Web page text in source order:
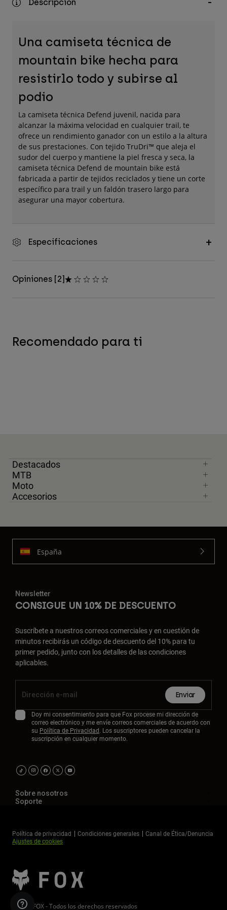
Accesorios
Bolsas y Mochilas
Gorras y Gorros
Ver todo
Descripción
Una camiseta técnica de
mountain bike hecha para
resistirlo todo y subirse al
podio
La camiseta técnica Defend juvenil, nacida para
alcanzar la máxima velocidad en cualquier trail, te
ofrece un rendimiento ganador con un estilo a la altura
de sus prestaciones. Con tejido TruDri™ que aleja el
sudor del cuerpo y mantiene la piel fresca y seca, la
camiseta técnica Defend de mountain bike está
fabricada a partir de tejidos reciclados y tiene un corte
específico para trail y un faldón trasero largo para
asegurar una mayor cobertura.
Especificaciones
Opiniones [2]
Recomendado para ti
Destacados
MTB
Moto
Accesorios
España
Newsletter
CONSIGUE UN 10% DE DESCUENTO
Suscríbete a nuestros correos comerciales y en cuestión de
minutos recibirás un código de descuento del 10% para tu
primer pedido, junto con los detalles de las condiciones
aplicables.
Enviar
Doy mi consentimiento para que Fox procese mi dirección de
correo electrónico y me envíe correos comerciales de acuerdo con
su Política de Privacidad. Los suscriptores pueden cancelar la
suscripción en cualquier momento.
Sobre nosotros
Soporte
Política de privacidad Condiciones generales
Canal de Ética/Denuncia
Ajustes de cookies
©2026 FOX - Todos los derechos reservados